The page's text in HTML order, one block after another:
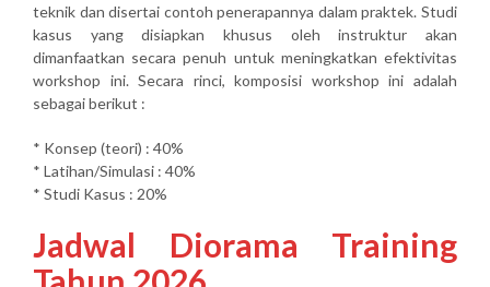
teknik dan disertai contoh penerapannya dalam praktek. Studi
kasus yang disiapkan khusus oleh instruktur akan
dimanfaatkan secara penuh untuk meningkatkan efektivitas
workshop ini. Secara rinci, komposisi workshop ini adalah
sebagai berikut :
* Konsep (teori) : 40%
* Latihan/Simulasi : 40%
* Studi Kasus : 20%
Jadwal Diorama Training